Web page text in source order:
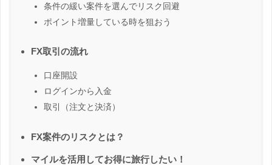
条件の緩い案件を選んでリスク回避
ポイント増量している時を狙おう
FX取引の流れ
口座開設
ログインから入金
取引（注文と決済）
FX案件のリスクとは？
マイルを活用してお得に旅行したい！